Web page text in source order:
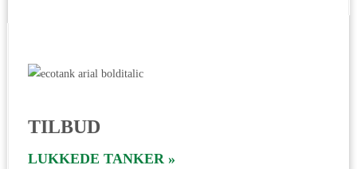
TILBUD
LUKKEDE TANKER »